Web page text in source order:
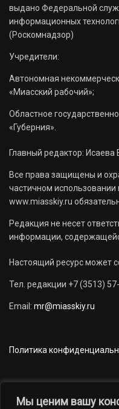
Мы ценим вашу
выдано Федеральной
информационных
(Роскомнадзор)
Учредители:
Автономная
«Миасский рабочий»;
Областное
«Губерния».
Главный редактор: Исаева
Все права защищены и
частичном использовании
www.miasskiy.ru
Редакция не несет
информации,
Настоящий ресурс может
Тел. редакции +7 (3513)
Email: mr@miasskiy.ru
Политика